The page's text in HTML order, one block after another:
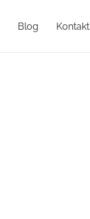
Blog Kontakt